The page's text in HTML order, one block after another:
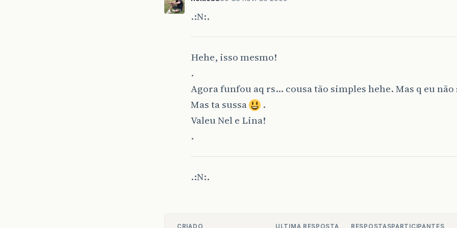
.:N:.
Hehe, isso mesmo!
.
Agora funfou aq rs… cousa tão simples hehe. Mas q eu não
Mas ta sussa
.
Valeu Nel e Lina!
.
.:N:.
CRIADO ULTIMA RESPOSTA RESPOSTASPARTICIPANTES